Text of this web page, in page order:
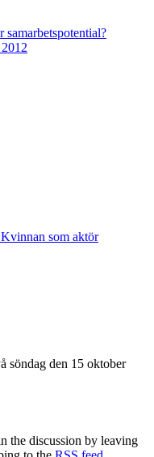
som aktör
söndag den 15 oktober
the discussion by leaving